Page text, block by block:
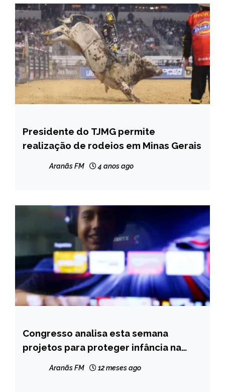
MINAS
GERAIS
NOTÍCIAS
Presidente do TJMG permite
realização de rodeios em Minas Gerais
Aranãs FM 4 anos ago
BRASIL
NOTÍCIAS
Congresso analisa esta semana
projetos para proteger infância na
Aranãs FM 12 meses ago